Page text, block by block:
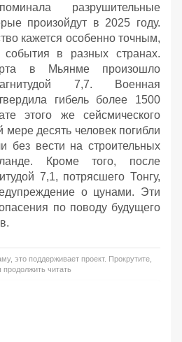
разрушительные
произойдут в 2025 году.
кажется особенно точным,
события в разных странах.
в Мьянме произошло
7,7. Военная
гибель более 1500
этого же сейсмического
десять человек погибли
без вести на строительных
Кроме того, после
7,1, потрясшего Тонгу,
о цунами. Эти
по поводу будущего
это поддерживает проект. Прокрутите,
продолжить читать